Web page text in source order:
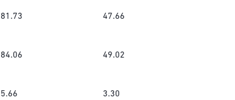
81.73 47.66
84.06 49.02
5.66 3.30